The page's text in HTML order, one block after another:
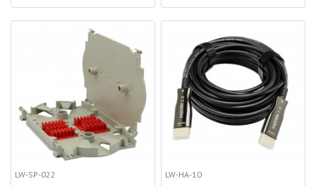
LW-SP-022 LW-HA-10